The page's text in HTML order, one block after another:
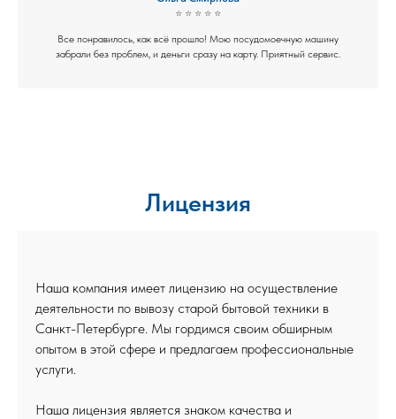
⭐ ⭐ ⭐ ⭐ ⭐
Все понравилось, как всё прошло! Мою посудомоечную машину
забрали без проблем, и деньги сразу на карту. Приятный сервис.
Лицензия
Наша компания имеет лицензию на осуществление
деятельности по вывозу старой бытовой техники в
Санкт-Петербурге. Мы гордимся своим обширным
опытом в этой сфере и предлагаем профессиональные
услуги.
Наша лицензия является знаком качества и